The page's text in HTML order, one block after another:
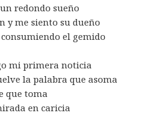
redondo sueño
y me siento su dueño
el gemido
mi primera noticia
la palabra que asoma
que toma
en caricia